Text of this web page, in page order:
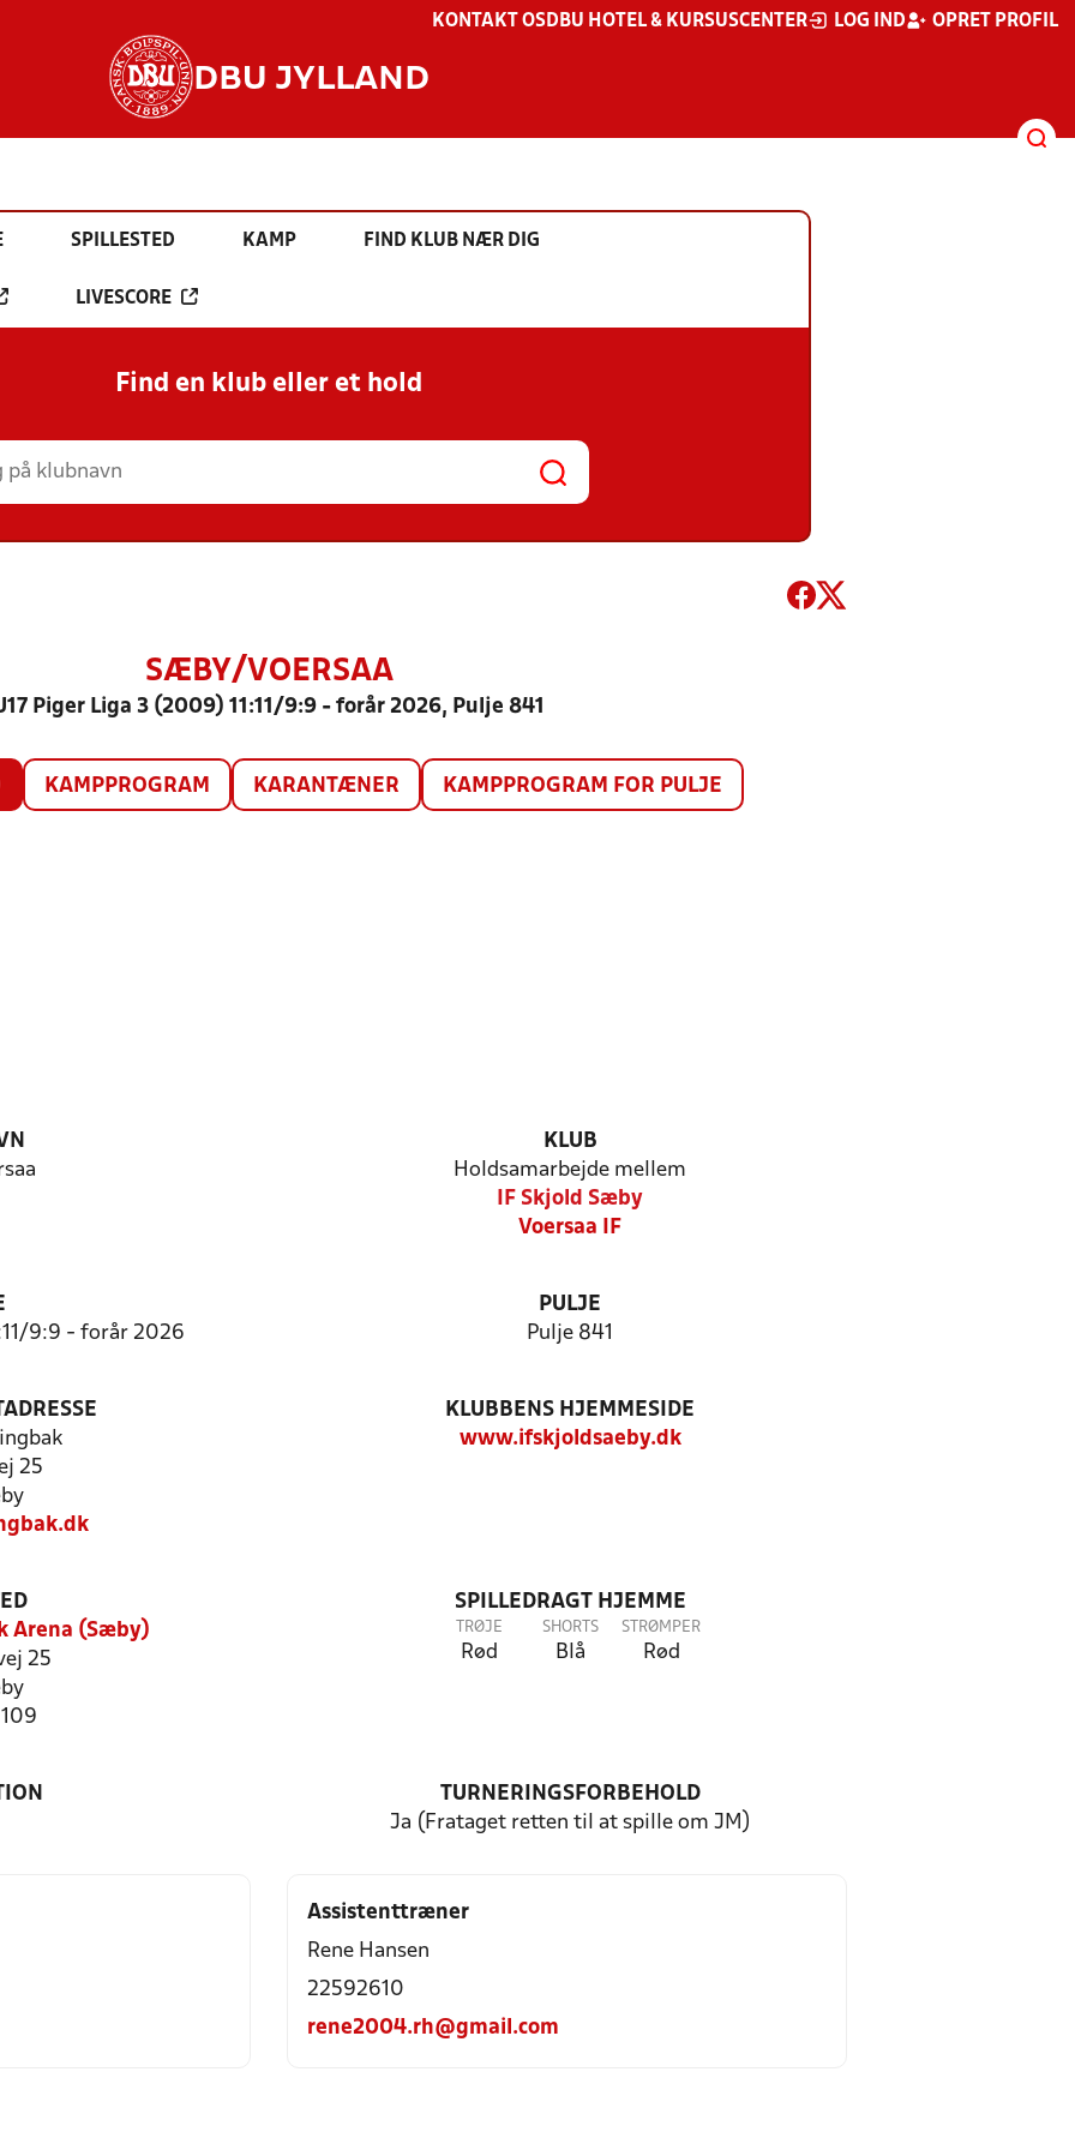
KONTAKT OS DBU HOTEL & KURSUSCENTER LOG IND OPRET PROFIL
DBU JYLLAND
SPILLESTED KAMP FIND KLUB NÆR DIG
LIVESCORE
Find en klub eller et hold
SÆBY/VOERSAA
Piger Liga 3 (2009) 11:11/9:9 - forår 2026, Pulje 841
KAMPPROGRAM KARANTÆNER KAMPPROGRAM FOR PULJE
KLUB
Holdsamarbejde mellem
IF Skjold Sæby
Voersaa IF
9:9 - forår 2026
PULJE
Pulje 841
25
KLUBBENS HJEMMESIDE
www.ifskjoldsaeby.dk
Arena (Sæby)
25
SPILLEDRAGT HJEMME
TRØJE
Rød
SHORTS
Blå
STRØMPER
Rød
TURNERINGSFORBEHOLD
Ja (Frataget retten til at spille om JM)
Assistenttræner
Rene Hansen
22592610
rene2004.rh@gmail.com